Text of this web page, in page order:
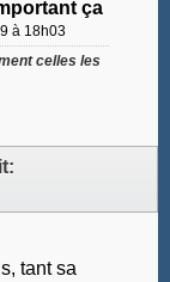
ça
à 18h03
celles les
tant sa